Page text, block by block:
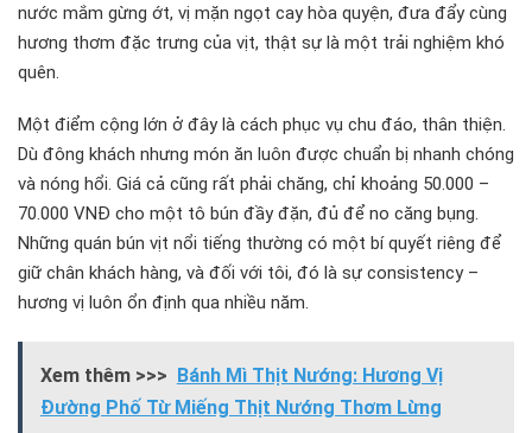
nước mắm gừng ớt, vị mặn ngọt cay hòa quyện, đưa đẩy cùng
hương thơm đặc trưng của vịt, thật sự là một trải nghiệm khó
quên.
Một điểm cộng lớn ở đây là cách phục vụ chu đáo, thân thiện.
Dù đông khách nhưng món ăn luôn được chuẩn bị nhanh chóng
và nóng hổi. Giá cả cũng rất phải chăng, chỉ khoảng 50.000 –
70.000 VNĐ cho một tô bún đầy đặn, đủ để no căng bụng.
Những quán bún vịt nổi tiếng thường có một bí quyết riêng để
giữ chân khách hàng, và đối với tôi, đó là sự consistency –
hương vị luôn ổn định qua nhiều năm.
Xem thêm >>> Bánh Mì Thịt Nướng: Hương Vị
Đường Phố Từ Miếng Thịt Nướng Thơm Lừng